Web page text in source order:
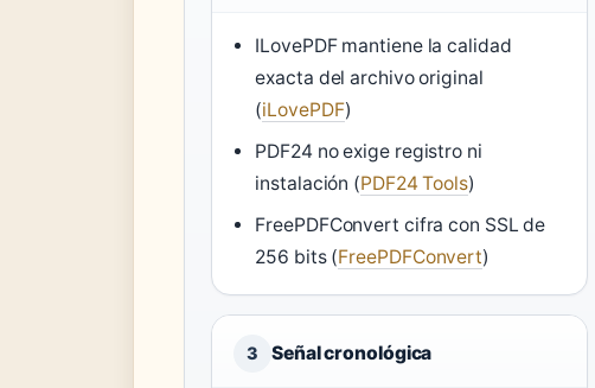
ILovePDF mantiene la calidad
exacta del archivo original
(iLovePDF)
PDF24 no exige registro ni
instalación (PDF24 Tools)
FreePDFConvert cifra con SSL de
256 bits (FreePDFConvert)
3 Señal cronológica